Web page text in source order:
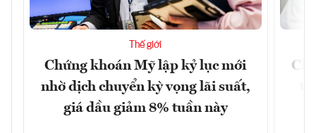
Thế giới
Chứng khoán Mỹ lập kỷ lục mới
nhờ dịch chuyển kỳ vọng lãi suất,
giá dầu giảm 8% tuần này